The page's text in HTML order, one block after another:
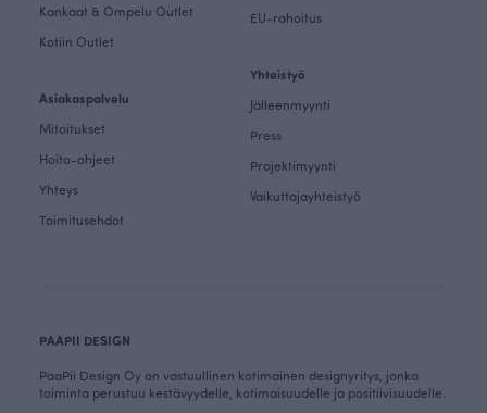
Kankaat & Ompelu Outlet
Kotiin Outlet
Asiakaspalvelu
Mitoitukset
Hoito-ohjeet
Yhteys
Toimitusehdot
EU-rahoitus
Yhteistyö
Jälleenmyynti
Press
Projektimyynti
Vaikuttajayhteistyö
PAAPII DESIGN
PaaPii Design Oy on vastuullinen kotimainen designyritys, jonka
toiminta perustuu kestävyydelle, kotimaisuudelle ja positiivisuudelle.